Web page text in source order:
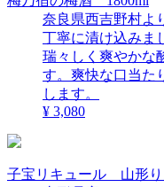
奈良県西吉野村よ
丁寧に漬け込みま
瑞々しく爽やかな
す。爽快な口当た
します。
¥ 3,080
子宝リキュール 山形